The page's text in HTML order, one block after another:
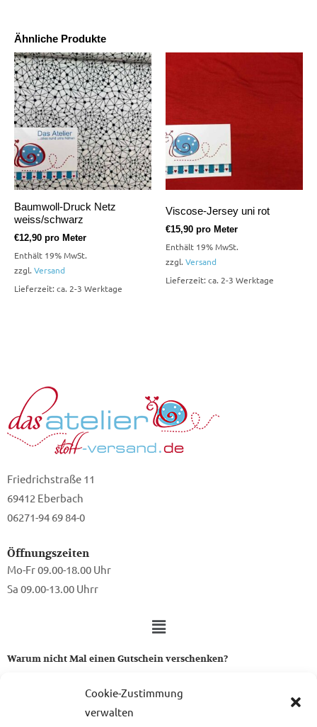
Cookie-Zustimmung
verwalten
Ähnliche Produkte
Baumwoll-Druck Netz
weiss/schwarz
€12,90 pro Meter
Enthält 19% MwSt.
zzgl. Versand
Lieferzeit: ca. 2-3 Werktage
Viscose-Jersey uni rot
€15,90 pro Meter
Enthält 19% MwSt.
zzgl. Versand
Lieferzeit: ca. 2-3 Werktage
Friedrichstraße 11
69412 Eberbach
06271-94 69 84-0
Öffnungszeiten
Mo-Fr 09.00-18.00 Uhr
Sa 09.00-13.00 Uhrr
Warum nicht Mal einen Gutschein verschenken?
Ein Gutschein von uns ist das perfekte Geschenk für alle Stoff-